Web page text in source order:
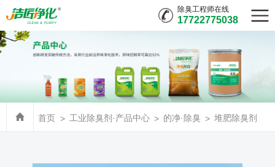
除臭工程师在线
17722775038
首页 工业除臭剂·产品中心 的净·除臭 堆肥除臭剂